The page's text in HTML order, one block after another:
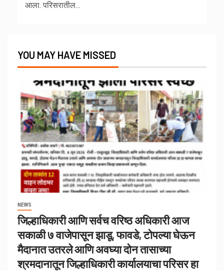
आला. परिसरातील...
YOU MAY HAVE MISSED
NEWS
जिल्हाधिकारी आणि सर्वच वरिष्ठ अधिकारी आज
सकाळी ७ वाजेपासून झाडू, फावडे, टोपल्या घेऊन
मैदानात उतरले आणि अवघ्या दोन तासाच्या
श्रमदानातून जिल्हाधिकारी कार्यालयाचा परिसर हा